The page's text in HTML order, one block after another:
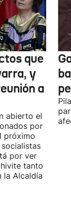
que
y
a
abierto el
por
próximo
por ver
tanto
la Alcaldía